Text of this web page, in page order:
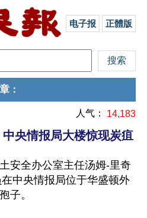
电子报 正體版
：
人气： 14,183
央情报局大楼惊现炭疽
安全办公室主任汤姆-里奇
中央情报局位于华盛顿外
子。